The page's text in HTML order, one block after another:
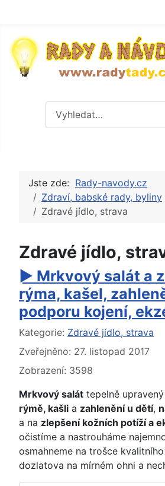
Jste zde: Rady-navody.cz
Zdraví, babské rady, byliny
Zdravé jídlo, strava
Zdravé jídlo,
► Mrkvový salát a
rýma, kašel,
podporu kojení,
Základní údaje
Kategorie: Zdravé jídlo, strava
Zveřejněno: 27. listopad 2017
Zobrazení: 3598
Mrkvový salát tepelně
rýmě, kašli a zahlenění u dětí,
a na zlepšení kožních potíží a
očistíme a nastrouháme
osmahneme na trošce
dozlatova na mírném ohni a